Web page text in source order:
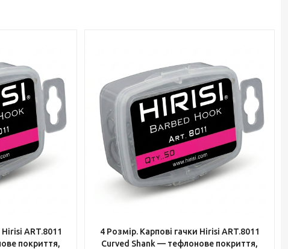
ART.8011
покриття,
4 Розмір. Карпові гачки Hirisi ART.8011
Curved Shank — тефлонове покриття,